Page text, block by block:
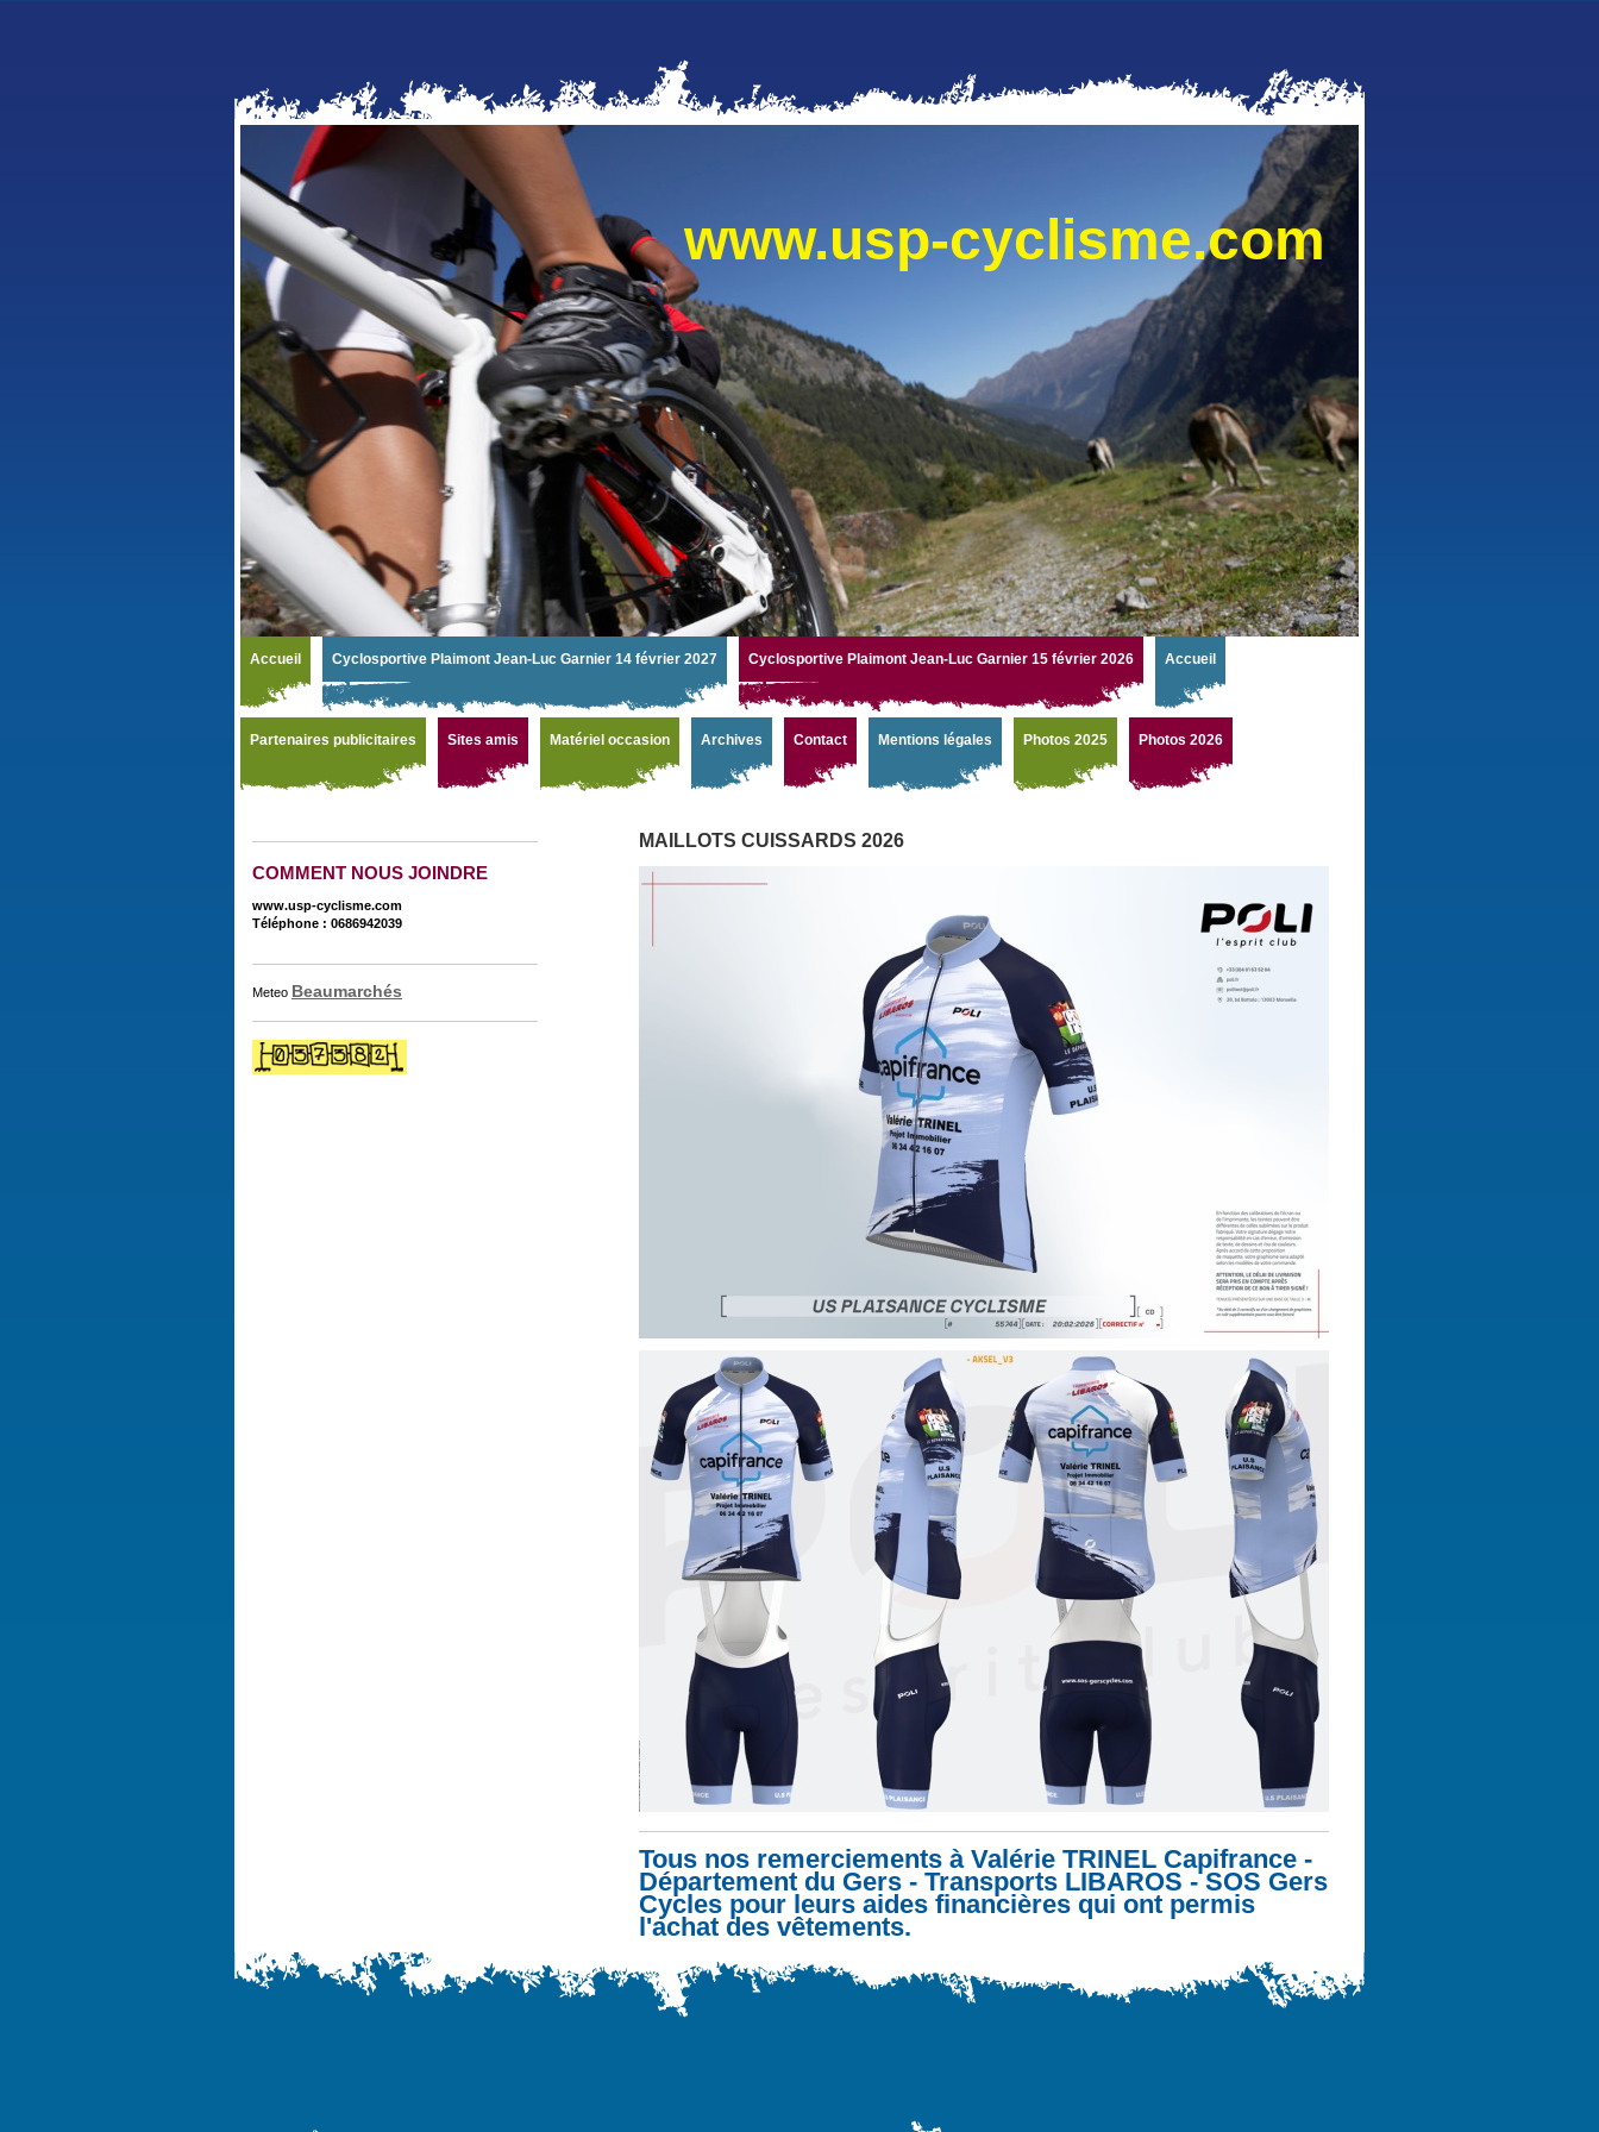
www.usp-cyclisme.com
Accueil Cyclosportive Plaimont Jean-Luc Garnier 14 février 2027 Cyclosportive Plaimont Jean-Luc Garnier 15 février 2026 Accueil
Partenaires publicitaires Sites amis Matériel occasion Archives Contact Mentions légales Photos 2025 Photos 2026
COMMENT NOUS JOINDRE
www.usp-cyclisme.com
Téléphone : 0686942039
Meteo Beaumarchés
MAILLOTS CUISSARDS 2026
Tous nos remerciements à Valérie TRINEL Capifrance -
Département du Gers - Transports LIBAROS - SOS Gers
Cycles pour leurs aides financières qui ont permis
l'achat des vêtements.